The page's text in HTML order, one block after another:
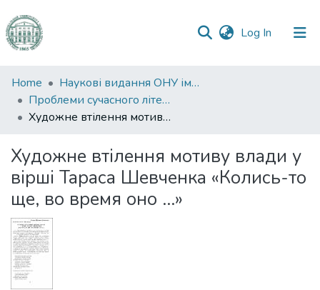
Log In (current)
Communities
&
Collections
Statistics
Home
Наукові видання ОНУ імені І. І. Мечникова
Проблеми сучасного літературознавства
Художне втілення мотиву влади у вірші Тараса Шевченка «Колись-то ще, во время оно ...»
Художне втілення мотиву влади у
вірші Тараса Шевченка «Колись-то
ще, во время оно ...»